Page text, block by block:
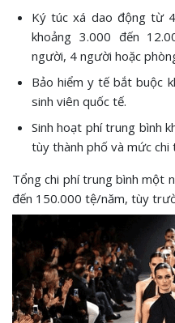
Ký túc xá dao động từ
khoảng 3.000 đến
người, 4 người hoặc
Bảo hiểm y tế bắt buộc
sinh viên quốc tế.
Sinh hoạt phí trung bình
tùy thành phố và mức chi
Tổng chi phí trung bình một
đến 150.000 tệ/năm, tùy